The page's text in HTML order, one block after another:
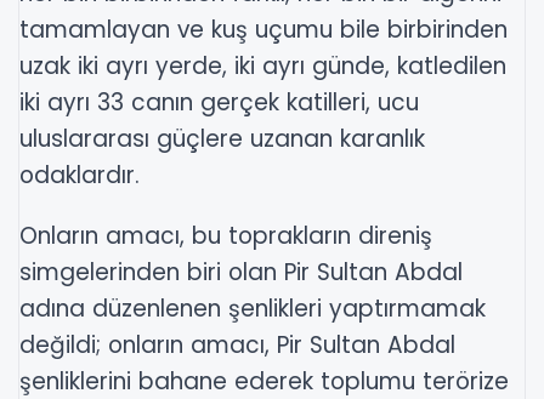
tamamlayan ve kuş uçumu bile birbirinden
uzak iki ayrı yerde, iki ayrı günde, katledilen
iki ayrı 33 canın gerçek katilleri, ucu
uluslararası güçlere uzanan karanlık
odaklardır.
Onların amacı, bu toprakların direniş
simgelerinden biri olan Pir Sultan Abdal
adına düzenlenen şenlikleri yaptırmamak
değildi; onların amacı, Pir Sultan Abdal
şenliklerini bahane ederek toplumu terörize